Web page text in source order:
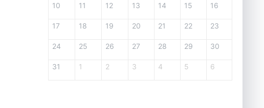
10 11 12 13 14 15 16
17 18 19 20 21 22 23
24 25 26 27 28 29 30
31 1 2 3 4 5 6